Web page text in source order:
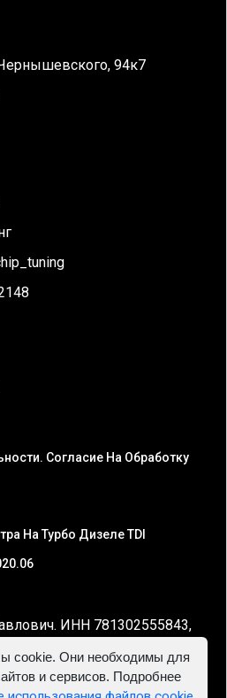
94к7
Согласие На Обработку
На Турбо Дизеле TDI
ИНН 781302555843,
cookie. Они необходимы для
и сервисов. Подробнее